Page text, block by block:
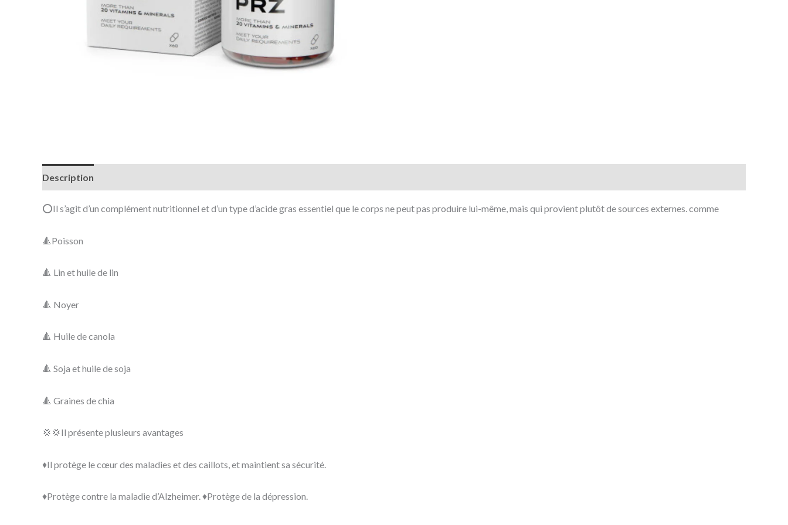
Description
⭕Il s’agit d’un complément nutritionnel et d’un type d’acide gras essentiel que le corps ne peut pas produire lui-même, mais qui provient plutôt de sources externes. comme
🔺Poisson
🔺 Lin et huile de lin
🔺 Noyer
🔺 Huile de canola
🔺 Soja et huile de soja
🔺 Graines de chia
💢💢Il présente plusieurs avantages
♦️Il protège le cœur des maladies et des caillots, et maintient sa sécurité.
♦️Protège contre la maladie d’Alzheimer. ♦️Protège de la dépression.